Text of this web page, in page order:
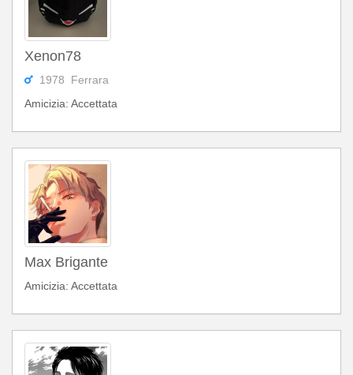
Xenon78
1978 Ferrara
Amicizia: Accettata
Max Brigante
Amicizia: Accettata